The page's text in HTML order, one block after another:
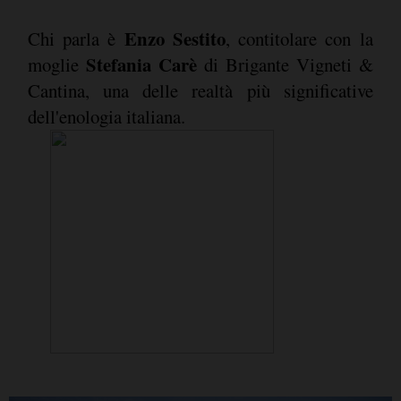
Chi parla è Enzo Sestito, contitolare con la
moglie Stefania Carè di Brigante Vigneti &
Cantina, una delle realtà più significative
dell'enologia italiana.